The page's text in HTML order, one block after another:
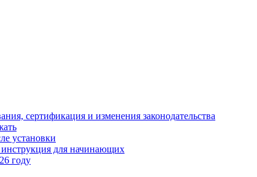
сертификация и изменения законодательства
установки
для начинающих
году